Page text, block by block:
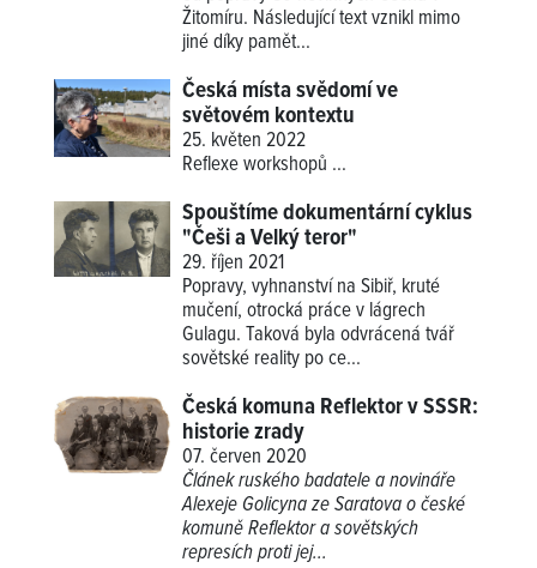
Žitomíru. Následující text vznikl mimo
jiné díky pamět...
Česká místa svědomí ve
světovém kontextu
25. květen 2022
Reflexe workshopů ...
Spouštíme dokumentární cyklus
"Češi a Velký teror"
29. říjen 2021
Popravy, vyhnanství na Sibiř, kruté
mučení, otrocká práce v lágrech
Gulagu. Taková byla odvrácená tvář
sovětské reality po ce...
Česká komuna Reflektor v SSSR:
historie zrady
07. červen 2020
Článek ruského badatele a novináře
Alexeje Golicyna ze Saratova o české
komuně Reflektor a sovětských
represích proti jej...